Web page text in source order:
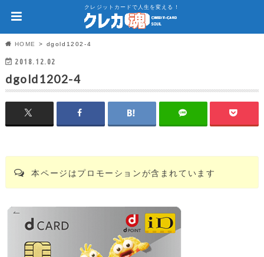
クレジットカードで人生を変える！
HOME dgold1202-4
2018.12.02
dgold1202-4
本ページはプロモーションが含まれています